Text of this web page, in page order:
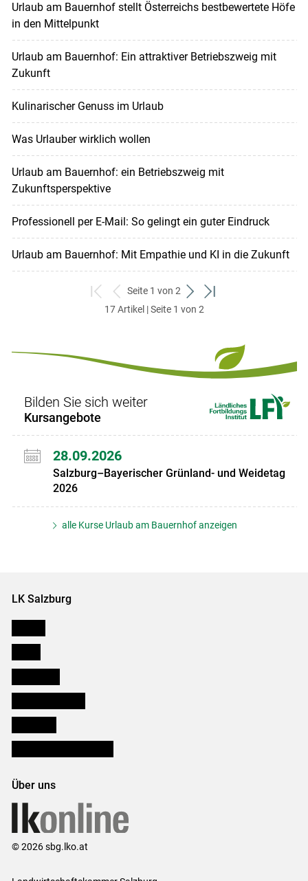
Urlaub am Bauernhof stellt Österreichs bestbewertete Höfe
in den Mittelpunkt
Urlaub am Bauernhof: Ein attraktiver Betriebszweig mit
Zukunft
Kulinarischer Genuss im Urlaub
Was Urlauber wirklich wollen
Urlaub am Bauernhof: ein Betriebszweig mit
Zukunftsperspektive
Professionell per E-Mail: So gelingt ein guter Eindruck
Urlaub am Bauernhof: Mit Empathie und KI in die Zukunft
zum
ersten
zurück
zum
Seite 1 von 2
weiter
zum
zum
17 Artikel | Seite 1 von 2
Bilden Sie sich weiter
Kursangebote
28.09.2026
Salzburg–Bayerischer Grünland- und Weidetag
2026
alle Kurse Urlaub am Bauernhof anzeigen
LK Salzburg
Über uns
© 2026 sbg.lko.at